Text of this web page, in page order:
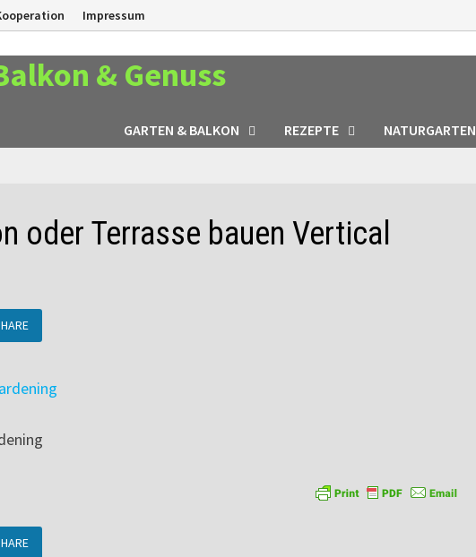
Impressum
& Genuss
GARTEN & BALKON REZEPTE NATURGARTEN
oder Terrasse bauen Vertical